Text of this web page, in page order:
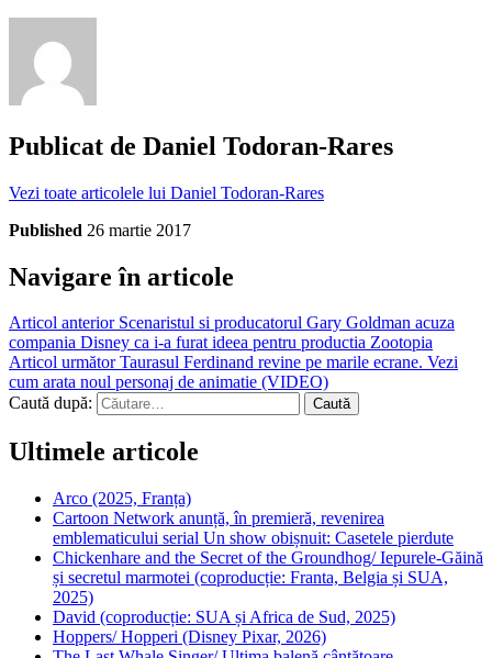
Publicat de Daniel Todoran-Rares
Vezi toate articolele lui Daniel Todoran-Rares
Published 26 martie 2017
Navigare în articole
Articol anteriorScenaristul si producatorul Gary Goldman acuza
compania Disney ca i-a furat ideea pentru productia Zootopia
Articol următorTaurasul Ferdinand revine pe marile ecrane. Vezi
cum arata noul personaj de animatie (VIDEO)
Caută după:
Ultimele articole
Arco (2025, Franța)
Cartoon Network anunță, în premieră, revenirea
emblematicului serial Un show obișnuit: Casetele pierdute
Chickenhare and the Secret of the Groundhog/ Iepurele-Găină
și secretul marmotei (coproducție: Franta, Belgia și SUA,
2025)
David (coproducție: SUA și Africa de Sud, 2025)
Hoppers/ Hopperi (Disney Pixar, 2026)